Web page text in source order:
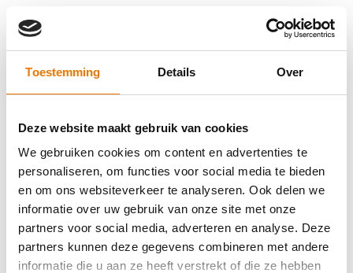
Toestemming Details Over
Deze website maakt gebruik van cookies
We gebruiken cookies om content en advertenties te
personaliseren, om functies voor social media te bieden
en om ons websiteverkeer te analyseren. Ook delen we
informatie over uw gebruik van onze site met onze
partners voor social media, adverteren en analyse. Deze
partners kunnen deze gegevens combineren met andere
informatie die u aan ze heeft verstrekt of die ze hebben